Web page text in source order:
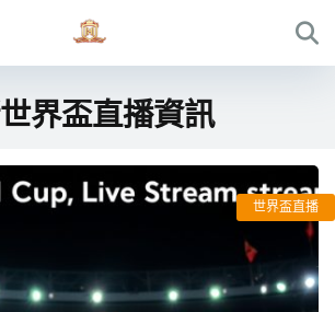
界盃直播資訊
世界盃直播